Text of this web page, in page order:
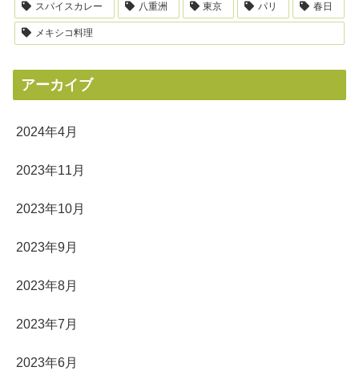
スパイスカレー 八重洲 東京 パリ 春日
メキシコ料理
アーカイブ
2024年4月
2023年11月
2023年10月
2023年9月
2023年8月
2023年7月
2023年6月